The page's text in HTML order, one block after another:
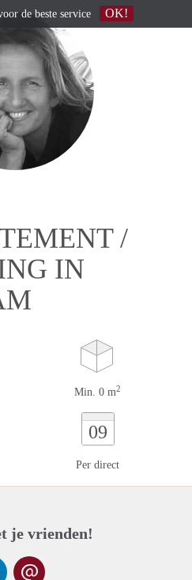
/
IN
Min. 0 m2
09
Per direct
je vrienden!
de beste service OK!